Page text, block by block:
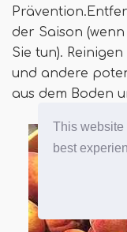
This website
best
der Saison
Sie tun).
und andere
aus dem Boden